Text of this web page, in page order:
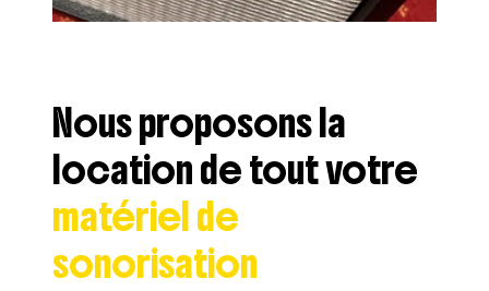
Nous proposons la
location de tout votre
matériel de
sonorisation